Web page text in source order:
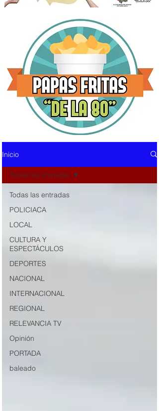
Inicio
Todas las entradas
POLICIACA
LOCAL
CULTURA Y
ESPECTÁCULOS
DEPORTES
NACIONAL
INTERNACIONAL
REGIONAL
RELEVANCIA TV
Opinión
PORTADA
baleado
Todas las entradas